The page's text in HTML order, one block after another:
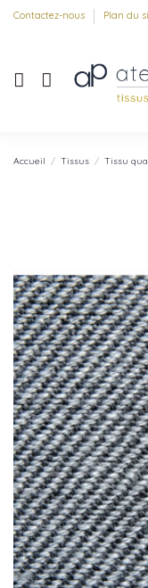
Contactez-nous Plan du
Accueil Tissus Tissu